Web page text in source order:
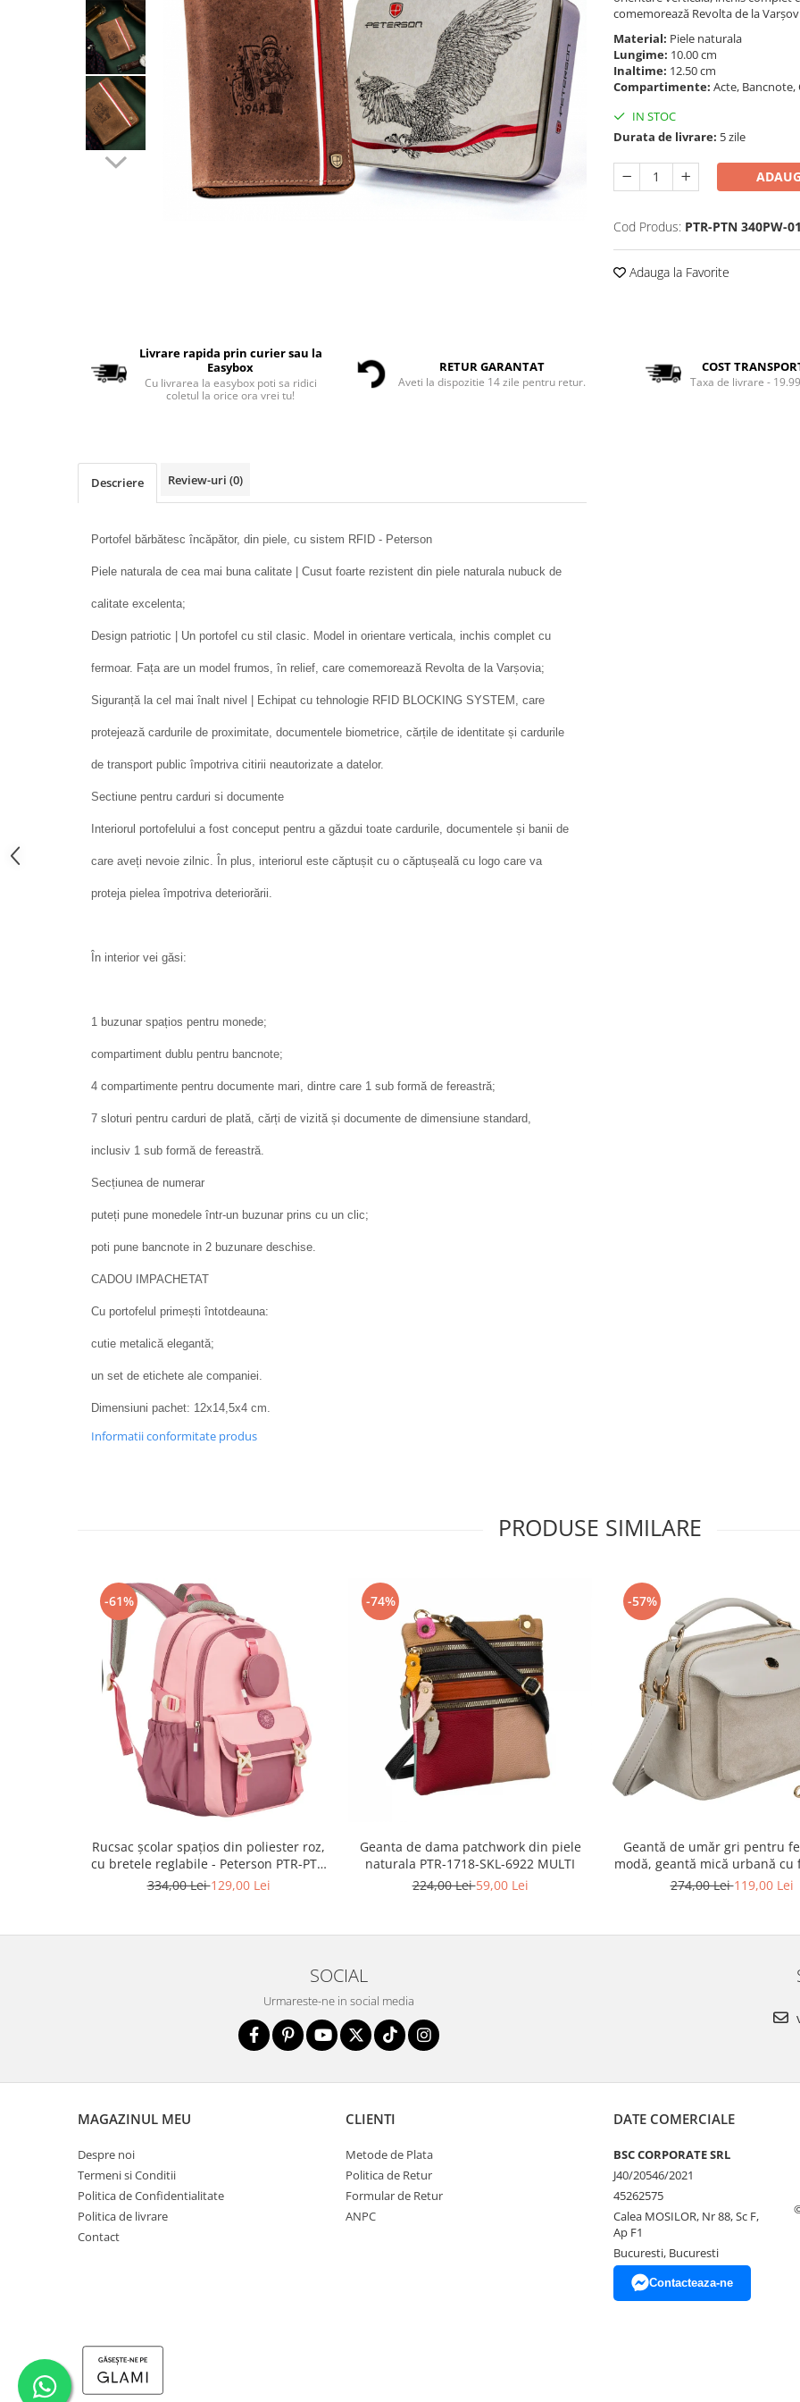
comemorează Revolta de la
Material: Piele naturala
Lungime: 10.00 cm
Inaltime: 12.50 cm
Compartimente: Acte,
IN STOC
Durata de livrare: 5 zile
Cod Produs: PTR-PTN 340PW-
Adauga la Favorite
Livrare rapida prin curier sau la
Easybox
Cu livrarea la easybox poti sa ridici
coletul la orice ora vrei tu!
RETUR GARANTAT
Aveti la dispozitie 14 zile pentru retur.
COST
Taxa de livrare -
Descriere Review-uri (0)
Portofel bărbătesc încăpător, din piele, cu sistem RFID - Peterson
Piele naturala de cea mai buna calitate | Cusut foarte rezistent din piele naturala nubuck de
calitate excelenta;
Design patriotic | Un portofel cu stil clasic. Model in orientare verticala, inchis complet cu
fermoar. Fața are un model frumos, în relief, care comemorează Revolta de la Varșovia;
Siguranță la cel mai înalt nivel | Echipat cu tehnologie RFID BLOCKING SYSTEM, care
protejează cardurile de proximitate, documentele biometrice, cărțile de identitate și cardurile
de transport public împotriva citirii neautorizate a datelor.
Sectiune pentru carduri si documente
Interiorul portofelului a fost conceput pentru a găzdui toate cardurile, documentele și banii de
care aveți nevoie zilnic. În plus, interiorul este căptușit cu o căptușeală cu logo care va
proteja pielea împotriva deteriorării.
În interior vei găsi:
1 buzunar spațios pentru monede;
compartiment dublu pentru bancnote;
4 compartimente pentru documente mari, dintre care 1 sub formă de fereastră;
7 sloturi pentru carduri de plată, cărți de vizită și documente de dimensiune standard,
inclusiv 1 sub formă de fereastră.
Secțiunea de numerar
puteți pune monedele într-un buzunar prins cu un clic;
poti pune bancnote in 2 buzunare deschise.
CADOU IMPACHETAT
Cu portofelul primești întotdeauna:
cutie metalică elegantă;
un set de etichete ale companiei.
Dimensiuni pachet: 12x14,5x4 cm.
Informatii conformitate produs
PRODUSE SIMILARE
-61%
Rucsac școlar spațios din poliester roz,
cu bretele reglabile - Peterson PTR-PTN
8610-1327 PINK
334,00 Lei129,00 Lei
-74%
Geanta de dama patchwork din piele
naturala PTR-1718-SKL-6922 MULTI
224,00 Lei59,00 Lei
-57%
Geantă de umăr gri pentru
modă, geantă mică urbană cu
piele ecologică - Peterson
274,00 Lei119,00 Lei
SOCIAL
Urmareste-ne in social media
MAGAZINUL MEU
Despre noi
Termeni si Conditii
Politica de Confidentialitate
Politica de livrare
Contact
CLIENTI
Metode de Plata
Politica de Retur
Formular de Retur
ANPC
DATE COMERCIALE
BSC CORPORATE SRL
J40/20546/2021
45262575
Calea MOSILOR, Nr 88, Sc F,
Ap F1
Bucuresti, Bucuresti
Contacteaza-ne